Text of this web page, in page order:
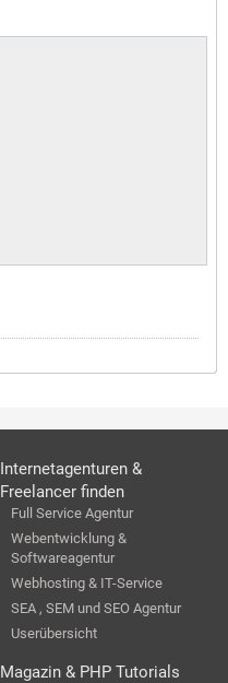
Internetagenturen &
Freelancer finden
Full Service Agentur
Webentwicklung &
Softwareagentur
Webhosting & IT-Service
SEA , SEM und SEO Agentur
Userübersicht
Magazin & PHP Tutorials